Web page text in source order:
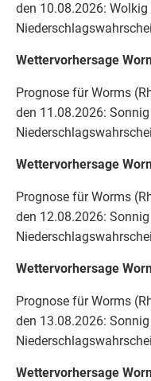
den 10.08.2026: Wolkig
Wettervorhersage
Prognose für Worms
den 11.08.2026: Sonnig
Wettervorhersage
Prognose für Worms
den 12.08.2026: Sonnig
Wettervorhersage
Prognose für Worms
den 13.08.2026: Sonnig
Wettervorhersage